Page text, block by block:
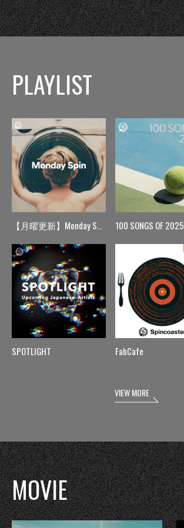
PLAYLIST
【月曜更新】Monday Spin
SPOTLIGHT
100 SONGS OF 2025
FabCafe
VIEW MORE
MOVIE